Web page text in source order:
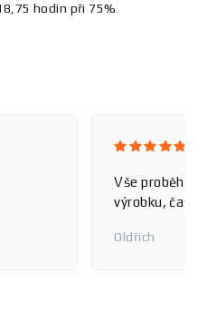
hodin při 75%
Vše
výrobku, čas
Oldřich